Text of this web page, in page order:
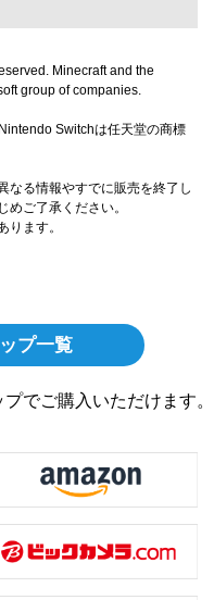
Minecraft and the
group of companies.
Switchは任天堂の商標
なる情報やすでに販売を終了し
ご了承ください。
ます。
プ一覧
でご購入いただけます。